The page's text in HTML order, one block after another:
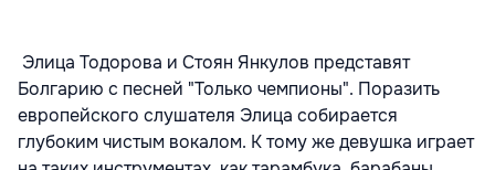
Элица Тодорова и Стоян Янкулов представят
Болгарию с песней "Только чемпионы". Поразить
европейского слушателя Элица собирается
глубоким чистым вокалом. К тому же девушка играет